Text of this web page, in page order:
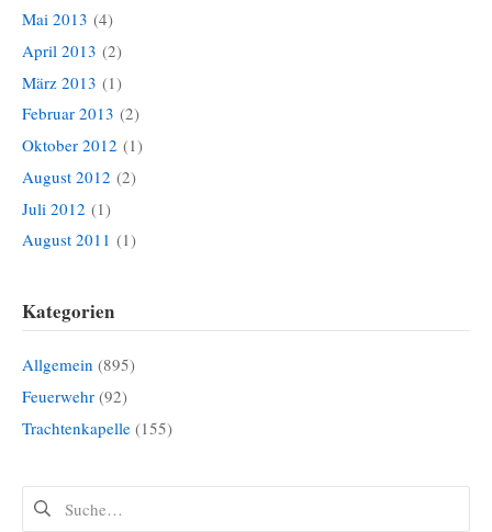
Mai 2013 (4)
April 2013 (2)
März 2013 (1)
Februar 2013 (2)
Oktober 2012 (1)
August 2012 (2)
Juli 2012 (1)
August 2011 (1)
Kategorien
Allgemein (895)
Feuerwehr (92)
Trachtenkapelle (155)
Suchen